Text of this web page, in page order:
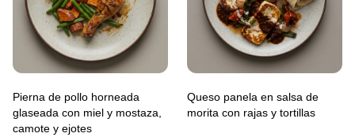
Pierna de pollo horneada
glaseada con miel y mostaza,
camote y ejotes
Queso panela en salsa de
morita con rajas y tortillas